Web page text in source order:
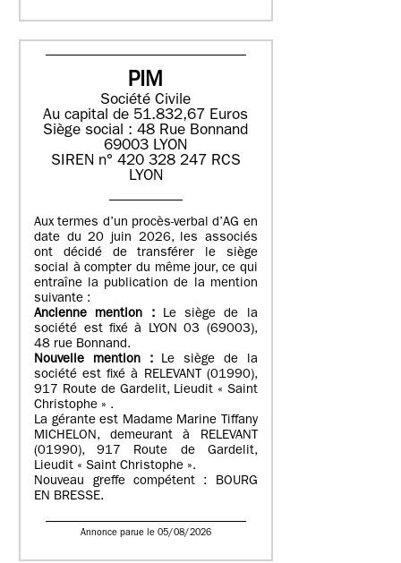
PIM
Société Civile
Au capital de 51.832,67 Euros
Siège social : 48 Rue Bonnand
69003 LYON
SIREN n° 420 328 247 RCS
LYON
Aux termes d’un procès-verbal d’AG en
date du 20 juin 2026, les associés
ont décidé de transférer le siège
social à compter du même jour, ce qui
entraîne la publication de la mention
suivante :
Ancienne mention : Le siège de la
société est fixé à LYON 03 (69003),
48 rue Bonnand.
Nouvelle mention :
Le siège de la
société est fixé à RELEVANT (01990),
917 Route de Gardelit, Lieudit « Saint
Christophe » .
La gérante est Madame Marine Tiffany
MICHELON, demeurant à RELEVANT
(01990), 917 Route de Gardelit,
Lieudit « Saint Christophe ».
Nouveau greffe compétent : BOURG
EN BRESSE.
Annonce parue le 05/08/2026